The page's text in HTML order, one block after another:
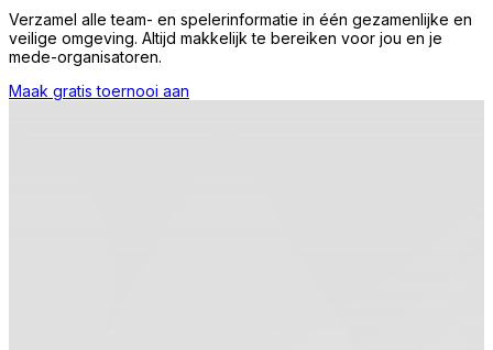
Verzamel alle team- en spelerinformatie in één gezamenlijke en
veilige omgeving. Altijd makkelijk te bereiken voor jou en je
mede-organisatoren.
Maak gratis toernooi aan